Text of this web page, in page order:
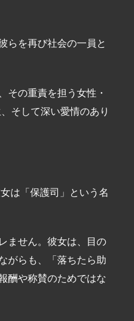
らを再び社会の一員と
その重責を担う女性・
そして深い愛情のあり
は「保護司」という名
ません。彼女は、目の
がらも、「落ちたら助
酬や称賛のためではな